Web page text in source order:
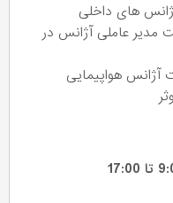
عاملی آژانس در
آژانس هواپیمایی